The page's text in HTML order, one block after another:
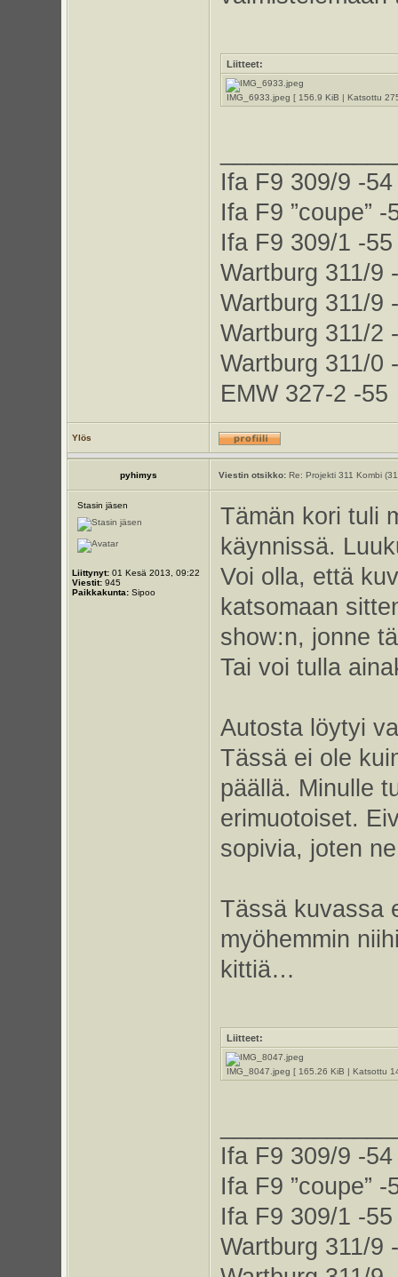
Liitteet:
IMG_6933.jpeg [ 156.9 KiB | Katsottu
Ifa F9 309/9 -54
Ifa F9 ”coupe” -
Ifa F9 309/1 -55
Wartburg 311/9
Wartburg 311/9
Wartburg 311/2
Wartburg 311/0
EMW 327-2 -55
Ylös
pyhimys Viestin otsikko:Re: Projekti 311 Kombi
Stasin jäsen
Liittynyt:01 Kesä 2013, 09:22
Viestit:945
Paikkakunta:Sipoo
Tämän kori tuli
käynnissä.
Voi olla, että
katsomaan
show:n, jonne
Tai voi tulla
Autosta löytyi
Tässä ei ole
päällä. Minulle
erimuotoiset.
sopivia, joten
Tässä kuvassa
myöhemmin
kittiä…
Liitteet:
IMG_8047.jpeg [ 165.26 KiB | Katsottu
Ifa F9 309/9 -54
Ifa F9 ”coupe” -
Ifa F9 309/1 -55
Wartburg 311/9